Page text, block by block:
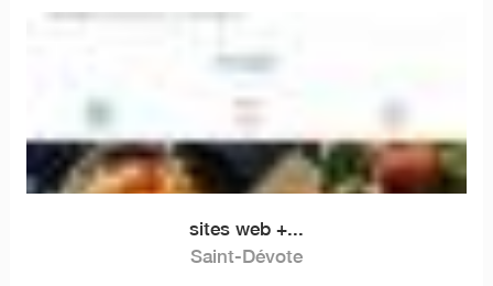
sites web +...
Saint-Dévote